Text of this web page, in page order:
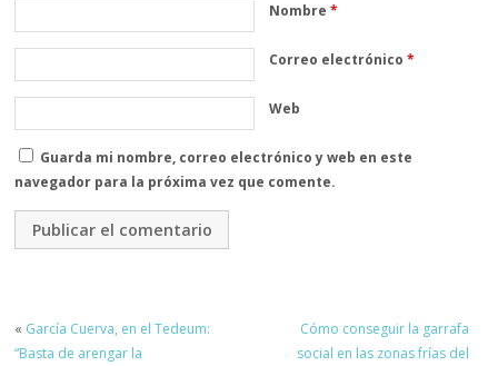
Nombre*
Correo electrónico*
Web
Guarda mi nombre, correo electrónico y web en este
navegador para la próxima vez que comente.
« García Cuerva, en el Tedeum:
“Basta de arengar la
Cómo conseguir la garrafa
social en las zonas frías del